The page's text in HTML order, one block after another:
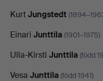
KurtJungstedt
Einari Junttila (1901–1975)
Ulla-Kirsti Junttila (född
Vesa Junttila (född 1941)